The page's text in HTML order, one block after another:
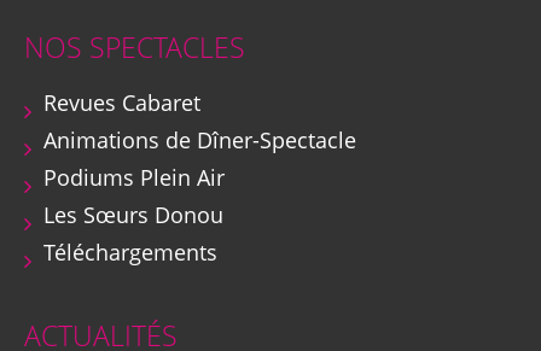
NOS SPECTACLES
Revues Cabaret
Animations de Dîner-Spectacle
Podiums Plein Air
Les Sœurs Donou
Téléchargements
ACTUALITÉS